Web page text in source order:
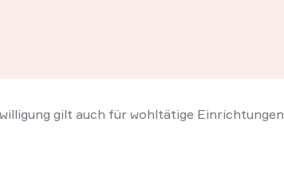
gilt auch für wohltätige Einrichtungen